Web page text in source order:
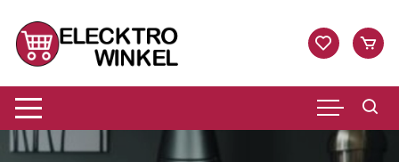
naar
inhoud